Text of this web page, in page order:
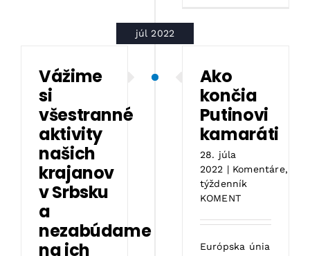
júl 2022
Vážime
si
všestranné
aktivity
našich
krajanov
v Srbsku
a
nezabúdame
na ich
Ako
končia
Putinovi
kamaráti
28. júla
2022 | Komentáre,
týždenník
KOMENT
Európska únia